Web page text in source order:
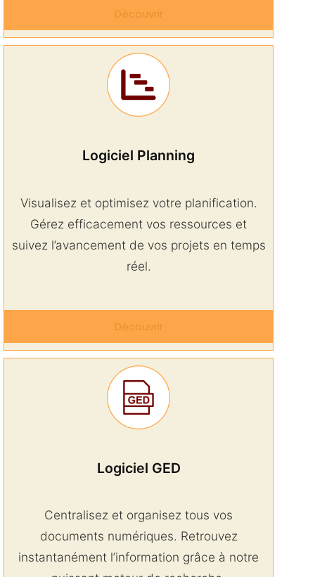
Découvrir
Logiciel Planning
Visualisez et optimisez votre planification.
Gérez efficacement vos ressources et
suivez l’avancement de vos projets en temps
réel.
Découvrir
Logiciel GED
Centralisez et organisez tous vos
documents numériques. Retrouvez
instantanément l’information grâce à notre